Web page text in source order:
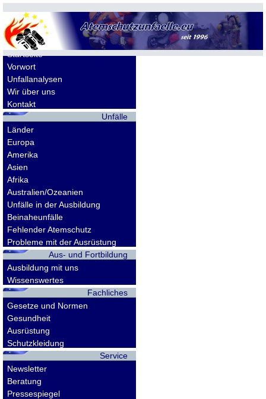
Allgemeines
Startseite
Vorwort
Unfallanalysen
Wir über uns
Kontakt
Unfälle
Länder
Europa
Amerika
Asien
Afrika
Australien/Ozeanien
Unfälle in der Ausbildung
Beinaheunfälle
Fehlender Atemschutz
Probleme mit der Ausrüstung
Aus- und Fortbildung
Ausbildung mit uns
Wissenswertes
Fachliches
Gesetze und Normen
Gesundheit
Ausrüstung
Schutzkleidung
Service
Newsletter
Beratung
Pressespiegel